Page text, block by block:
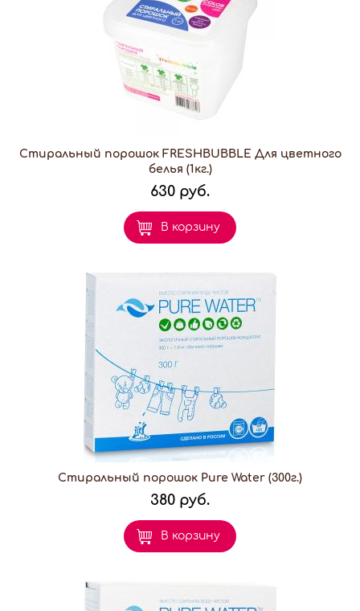
Стиральный порошок FRESHBUBBLE Для цветного
белья (1кг.)
630 руб.
В корзину
Стиральный порошок Pure Water (300г.)
380 руб.
В корзину